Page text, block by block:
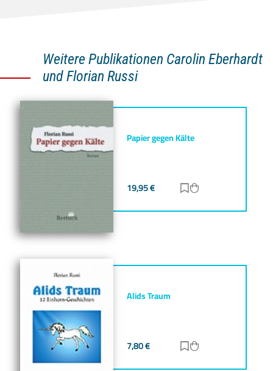
Weitere Publikationen Carolin Eberhardt
und Florian Russi
Papier gegen Kälte
19,95€ Zur Merkliste
Alids Traum
7,80€ Zur Merkliste